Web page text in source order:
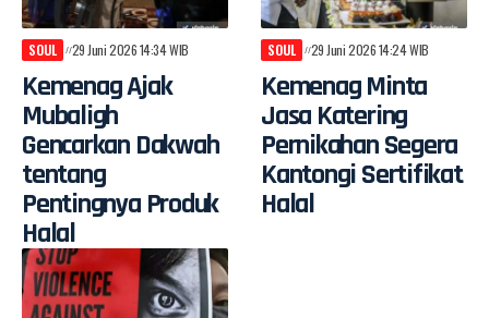
SOUL 29 Juni 2026 14:34 WIB
Kemenag Ajak
Mubaligh
Gencarkan Dakwah
tentang
Pentingnya Produk
Halal
SOUL 29 Juni 2026 14:24 WIB
Kemenag Minta
Jasa Katering
Pernikahan Segera
Kantongi Sertifikat
Halal